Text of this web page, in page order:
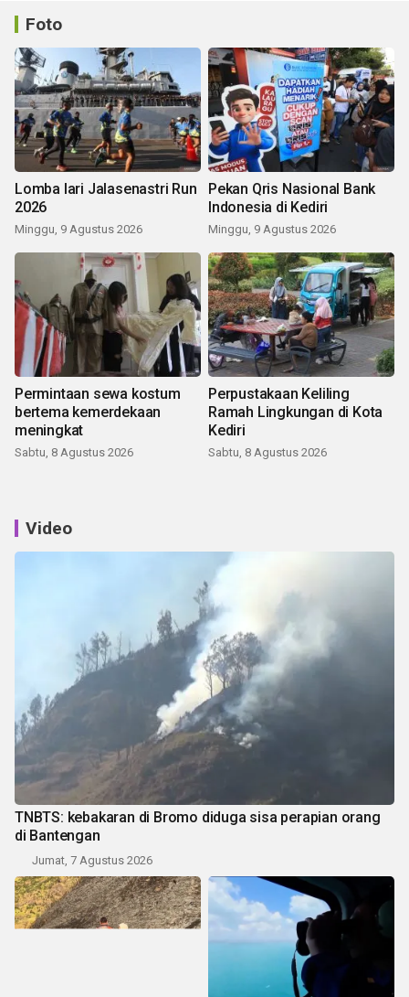
Foto
Lomba lari Jalasenastri Run
2026
Minggu, 9 Agustus 2026
Pekan Qris Nasional Bank
Indonesia di Kediri
Minggu, 9 Agustus 2026
Permintaan sewa kostum
bertema kemerdekaan
meningkat
Sabtu, 8 Agustus 2026
Perpustakaan Keliling
Ramah Lingkungan di Kota
Kediri
Sabtu, 8 Agustus 2026
Video
TNBTS: kebakaran di Bromo diduga sisa perapian orang
di Bantengan
Jumat, 7 Agustus 2026